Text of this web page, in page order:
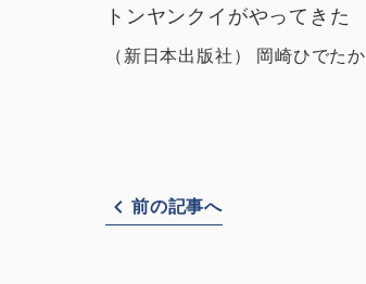
トンヤンクイがやってきた
（ 新日本出版社 ） 岡崎ひでたか
前の記事へ